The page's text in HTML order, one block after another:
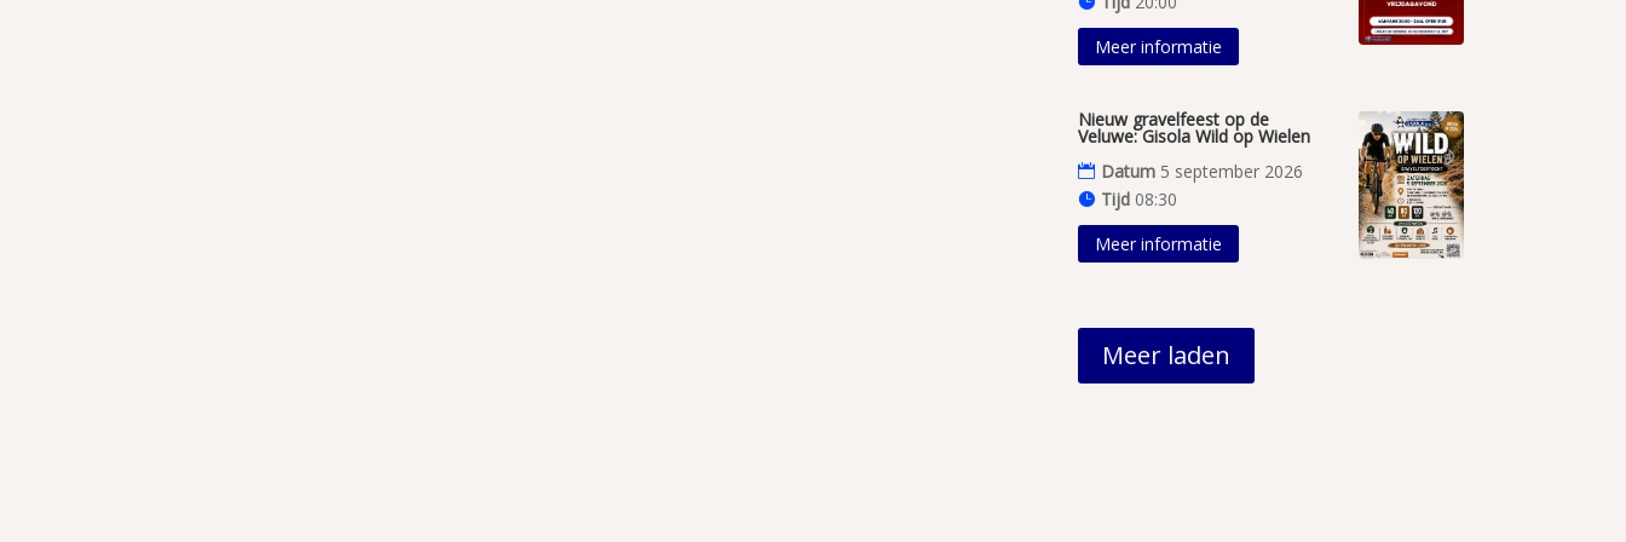
Meer informatie
Nieuw gravelfeest op de
Veluwe: Gisola Wild op Wielen
Datum 5 september 2026
Tijd 08:30
Meer informatie
Meer laden